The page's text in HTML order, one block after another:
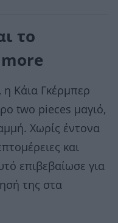
το
more
Κάια Γκέρμπερ
two pieces μαγιό,
Χωρίς έντονα
και
επιβεβαίωσε για
της στα